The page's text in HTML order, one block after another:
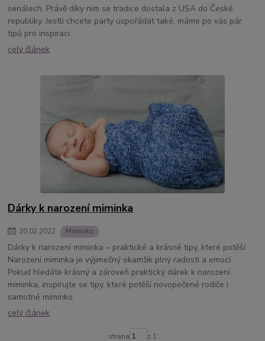
seriálech. Právě díky nim se tradice dostala z USA do České
republiky. Jestli chcete party uspořádat také, máme po vás pár
tipů pro inspiraci.
celý článek
Dárky k narození miminka
20.02.2022 Miminko
Dárky k narození miminka – praktické a krásné tipy, které potěší
Narození miminka je výjimečný okamžik plný radosti a emocí.
Pokud hledáte krásný a zároveň praktický dárek k narození
miminka, inspirujte se tipy, které potěší novopečené rodiče i
samotné miminko.
celý článek
strana z 1